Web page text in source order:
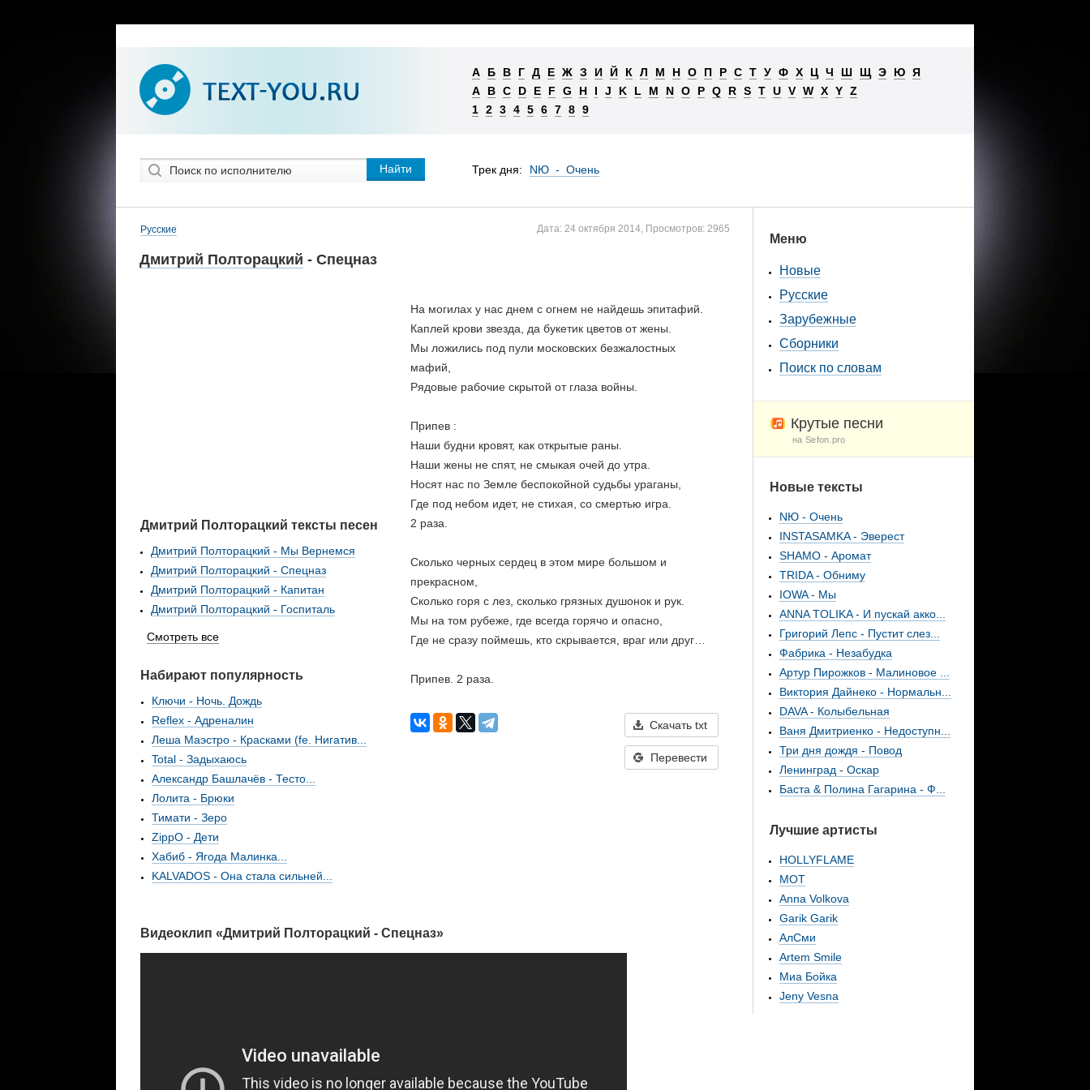
А Б В Г Д Е Ж З И Й К Л М Н О П Р С Т У Ф Х Ц Ч Ш Щ Э Ю Я
A
B C D E F G H I J K L M N O P Q R S T U V W X Y Z
1 2 3 4 5 6 7 8 9
Трек дня: NЮ - Очень
Русские Дата: 24 октября 2014, Просмотров: 2965
Дмитрий Полторацкий - Спецназ
На могилах у нас днем с огнем не найдешь эпитафий.
Каплей крови звезда, да букетик цветов от жены.
Мы ложились под пули московских безжалостных
мафий,
Рядовые рабочие скрытой от глаза войны.
Припев :
Наши будни кровят, как открытые раны.
Наши жены не спят, не смыкая очей до утра.
Носят нас по Земле беспокойной судьбы ураганы,
Где под небом идет, не стихая, со смертью игра.
2 раза.
Сколько черных сердец в этом мире большом и
прекрасном,
Сколько горя с лез, сколько грязных душонок и рук.
Мы на том рубеже, где всегда горячо и опасно,
Где не сразу поймешь, кто скрывается, враг или друг…
Припев. 2 раза.
Скачать txt
Перевести
Дмитрий Полторацкий тексты песен
Дмитрий Полторацкий - Мы Вернемся
Дмитрий Полторацкий - Спецназ
Дмитрий Полторацкий - Капитан
Дмитрий Полторацкий - Госпиталь
Смотреть все
Набирают популярность
Ключи - Ночь. Дождь
Reflex - Адреналин
Леша Маэстро - Красками (fe. Нигатив...
Total - Задыхаюсь
Александр Башлачёв - Тесто...
Лолита - Брюки
Тимати - Зеро
ZippO - Дети
Хабиб - Ягода Малинка...
KALVADOS - Она стала сильней...
Видеоклип «Дмитрий Полторацкий - Спецназ»
Меню
Новые
Русские
Зарубежные
Сборники
Поиск по словам
Крутые песни
на Sefon.pro
Новые тексты
NЮ - Очень
INSTASAMKA - Эверест
SHAMO - Аромат
TRIDA - Обниму
IOWA - Мы
ANNA TOLIKA - И пускай акко...
Григорий Лепс - Пустит слез...
Фабрика - Незабудка
Артур Пирожков - Малиновое ...
Виктория Дайнеко - Нормальн...
DAVA - Колыбельная
Ваня Дмитриенко - Недоступн...
Три дня дождя - Повод
Ленинград - Оскар
Баста & Полина Гагарина - Ф...
Лучшие артисты
HOLLYFLAME
МОТ
Anna Volkova
Garik Garik
АлСми
Artem Smile
Миа Бойка
Jeny Vesna